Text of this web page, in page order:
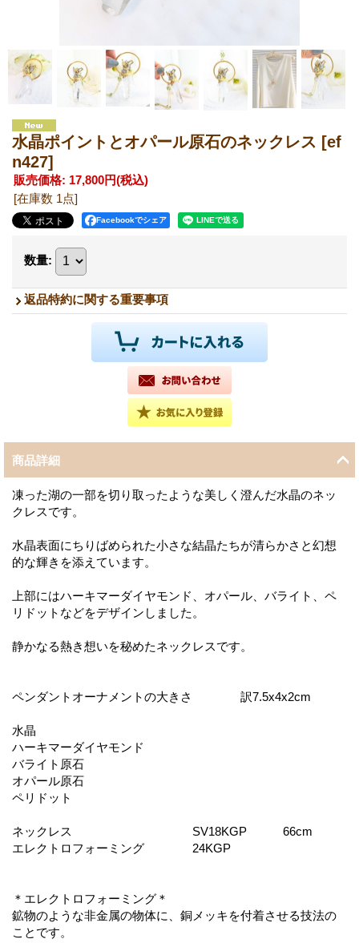
水晶ポイントとオパール原石のネックレス [ef
n427]
販売価格: 17,800円(税込)
[在庫数 1点]
Facebookでシェア
数量:
返品特約に関する重要事項
商品詳細
凍った湖の一部を切り取ったような美しく澄んだ水晶のネッ
クレスです。
水晶表面にちりばめられた小さな結晶たちが清らかさと幻想
的な輝きを添えています。
上部にはハーキマーダイヤモンド、オパール、バライト、ペ
リドットなどをデザインしました。
静かなる熱き想いを秘めたネックレスです。
ペンダントオーナメントの大きさ 訳7.5x4x2cm
水晶
ハーキマーダイヤモンド
バライト原石
オパール原石
ペリドット
ネックレス SV18KGP 66cm
エレクトロフォーミング 24KGP
＊エレクトロフォーミング＊
鉱物のような非金属の物体に、銅メッキを付着させる技法の
ことです。